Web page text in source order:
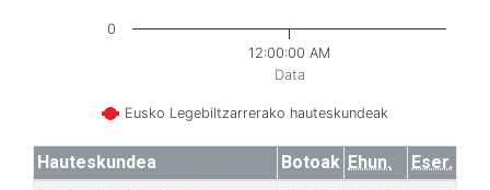
Data
Eusko Legebiltzarrerako hauteskundeak
12:00:00 AM
0
Hauteskundea Botoak Ehun.
Eser.